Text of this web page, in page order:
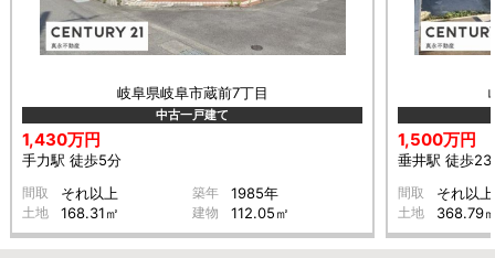
岐阜県岐阜市蔵前7丁目
中古一戸建て
1,430万円
手力駅 徒歩5分
間取 それ以上 築年 1985年
土地 168.31㎡ 建物 112.05㎡
1,500万円
垂井駅 徒歩23
間取 それ以上
土地 368.79